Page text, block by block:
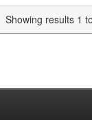
Showing results 1